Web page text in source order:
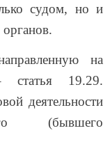
судом, но и
на
статья 19.29.
деятельности
(бывшего